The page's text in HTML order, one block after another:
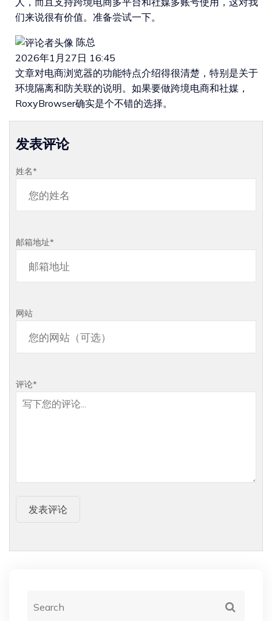
们来说很有价值。准备尝试一下。
陈总
2026年1月27日 16:45
文章对电商浏览器的功能特点介绍得很清楚，特别是关于
环境隔离和防关联的说明。如果要做跨境电商和社媒，
RoxyBrowser确实是个不错的选择。
发表评论
姓名*
邮箱地址*
网站
评论*
发表评论